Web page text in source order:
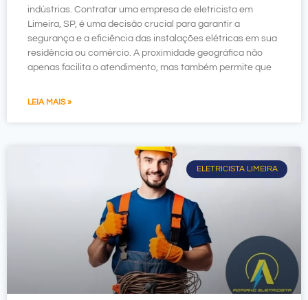
indústrias. Contratar uma empresa de eletricista em
Limeira, SP, é uma decisão crucial para garantir a
segurança e a eficiência das instalações elétricas em sua
residência ou comércio. A proximidade geográfica não
apenas facilita o atendimento, mas também permite que
LEIA MAIS »
ELETRICISTA LIMEIRA